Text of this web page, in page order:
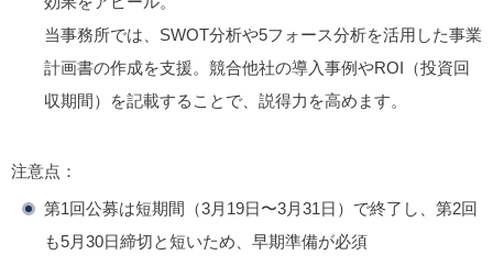
当事務所では、SWOT分析や5フォース分析を活用した事業
計画書の作成を支援。競合他社の導入事例やROI（投資回
収期間）を記載することで、説得力を高めます。
注意点 ：
第1回公募は短期間（3月19日〜3月31日）で終了し、第2回
も5月30日締切と短いため、早期準備が必須